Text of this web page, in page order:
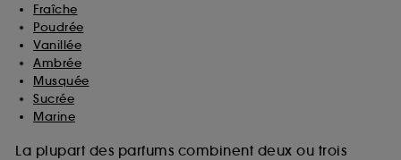
Fraîche
Poudrée
Vanillée
Ambrée
Musquée
Sucrée
Marine
La plupart des parfums combinent deux ou trois